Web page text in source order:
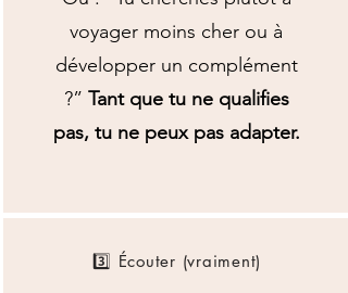
voyager moins cher ou à
développer un complément
?” Tant que tu ne qualifies
pas, tu ne peux pas adapter.
3️⃣ Écouter (vraiment)